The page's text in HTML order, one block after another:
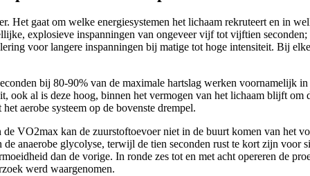
Het gaat om welke energiesystemen het lichaam rekruteert en in
explosieve inspanningen van ongeveer vijf tot vijftien
voor langere inspanningen bij matige tot hoge intensiteit. Bij
bij 80-90% van de maximale hartslag werken voornamelijk
ook al is deze hoog, binnen het vermogen van het lichaam blijft om
aerobe systeem op de bovenste drempel.
VO2max kan de zuurstoftoevoer niet in de buurt komen van het
anaerobe glycolyse, terwijl de tien seconden rust te kort zijn
dan de vorige. In ronde zes tot en met acht opereren de
werd waargenomen.